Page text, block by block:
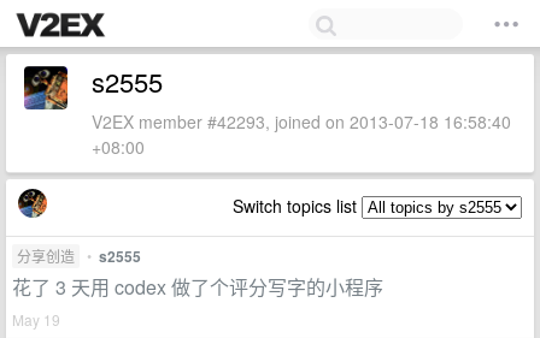
s2555
V2EX member #42293, joined on 2013-07-18 16:58:40
+08:00
Switch topics list
分享创造 • s2555
花了 3 天用 codex 做了个评分写字的小程序
May 19